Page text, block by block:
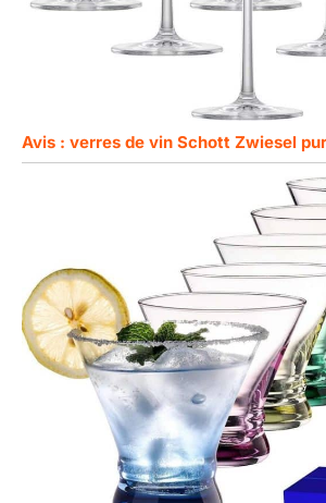
Avis : verres de vin Schott Zwiesel